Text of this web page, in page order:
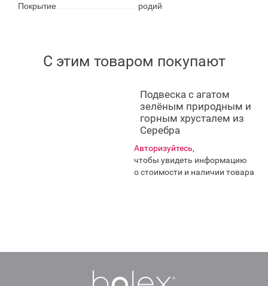
Покрытие
родий
С этим товаром покупают
Подвеска с агатом
зелёным природным и
горным хрусталем из
Серебра
Авторизуйтесь,
чтобы увидеть информацию
о стоимости и наличии товара